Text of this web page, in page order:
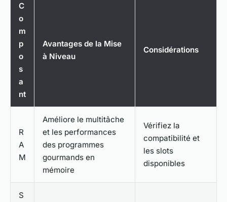
C
o
m
p
o
s
a
nt
Avantages de la Mise
à Niveau
Considérations
R
A
M
Améliore le multitâche
et les performances
des programmes
gourmands en
mémoire
Vérifiez la
compatibilité et
les slots
disponibles
S